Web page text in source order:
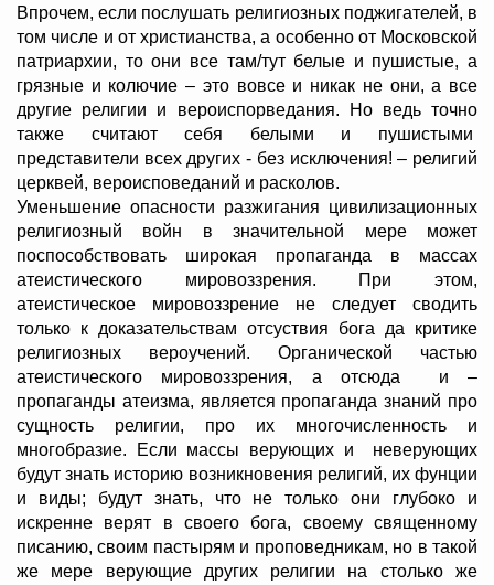
Впрочем, если послушать религиозных поджигателей, в
том числе и от христианства, а особенно от Московской
патриархии, то они все там/тут белые и пушистые, а
грязные и колючие – это вовсе и никак не они, а все
другие религии и вероиспорведания. Но ведь точно
также считают себя белыми и пушистыми
представители всех других - без исключения! – религий
церквей, вероисповеданий и расколов.
Уменьшение опасности разжигания цивилизационных
религиозный войн в значительной мере может
поспособствовать широкая пропаганда в массах
атеистического мировоззрения. При этом,
атеистическое мировоззрение не следует сводить
только к доказательствам отсуствия бога да критике
религиозных вероучений. Органической частью
атеистического мировоззрения, а отсюда и –
пропаганды атеизма, является пропаганда знаний про
сущность религии, про их многочисленность и
многобразие. Если массы верующих и неверующих
будут знать историю возникновения религий, их фунции
и виды; будут знать, что не только они глубоко и
искренне верят в своего бога, своему священному
писанию, своим пастырям и проповедникам, но в такой
же мере верующие других религии на столько же